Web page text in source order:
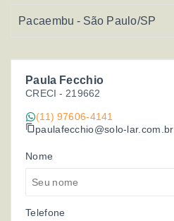
Paula Fecchio
CRECI - 219662
(11) 97606-4141
paulafecchio@solo-lar.com.br
Nome
Telefone
Pacaembu - São Paulo/SP